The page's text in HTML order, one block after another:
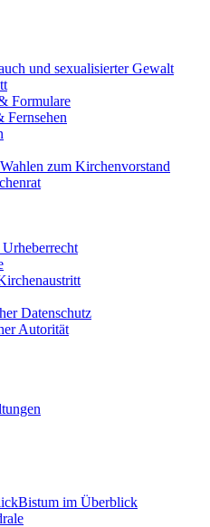
und sexualisierter Gewalt
Formulare
zum Kirchenvorstand
Datenschutz
Autorität
Bistum im Überblick